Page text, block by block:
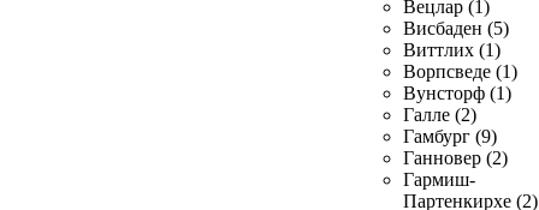
Вецлар (1)
Висбаден (5)
Виттлих (1)
Ворпсведе (1)
Вунсторф (1)
Галле (2)
Гамбург (9)
Ганновер (2)
Гармиш-
Партенкирхе (2)